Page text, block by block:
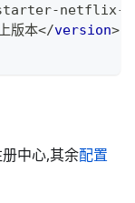
netflix-
版本</version>
中心,其余配置